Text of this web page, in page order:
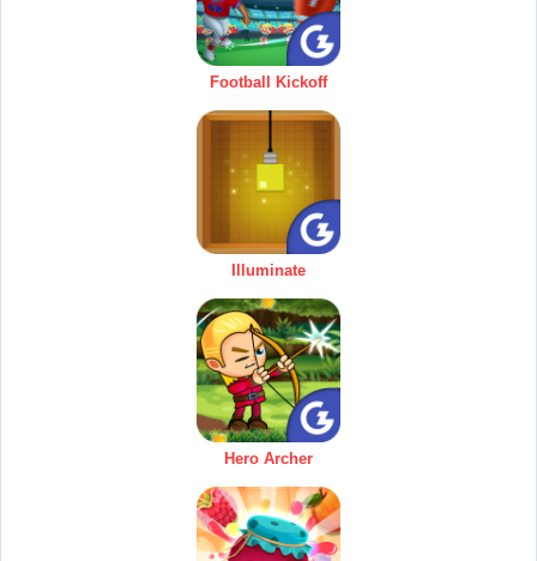
Football Kickoff
Illuminate
Hero Archer